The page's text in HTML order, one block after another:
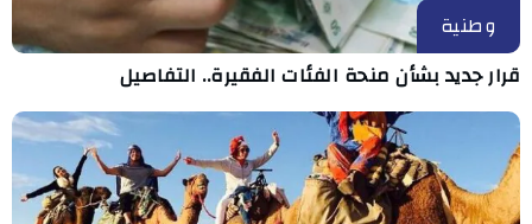
وطنية
قرار جديد بشأن منحة الفئات الفقيرة.. التفاصيل